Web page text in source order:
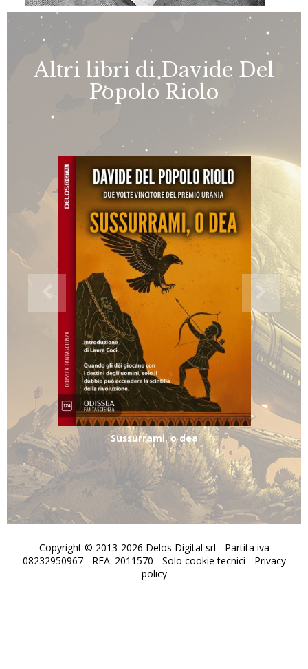
Altri libri di Davide Del
Popolo Riolo
Sussurrami, o dea
Copyright © 2013-2026 Delos Digital srl - Partita iva
08232950967 - REA: 2011570 - Solo cookie tecnici - Privacy
policy